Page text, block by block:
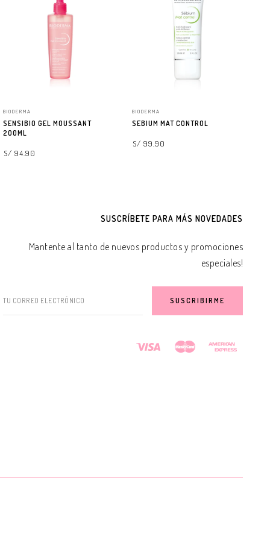
BIODERMA
SENSIBIO GEL MOUSSANT
200ML
S/ 94.90
BIODERMA
SEBIUM MAT CONTROL
S/ 99.90
SUSCRÍBETE PARA MÁS NOVEDADES
Mantente al tanto de nuevos productos y promociones
especiales!
TU CORREO ELECTRÓNICO